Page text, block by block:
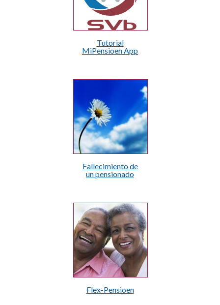
Tutorial
MiPensioen App
Fallecimiento de
un pensionado
Flex-Pensioen